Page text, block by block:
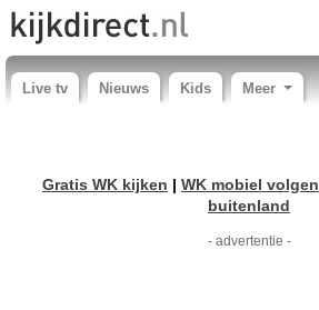
Live tv Nieuws Kids Meer
Gratis WK kijken | WK mobiel volgen
buitenland
- advertentie -